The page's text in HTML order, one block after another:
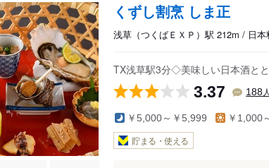
くずし割烹 しま正
浅草（つくばＥＸＰ）駅 212m / 日
TX浅草駅3分◇美味しい日本酒と
3.37 188人
￥5,000～￥5,999 ￥1,000
貯まる・使える